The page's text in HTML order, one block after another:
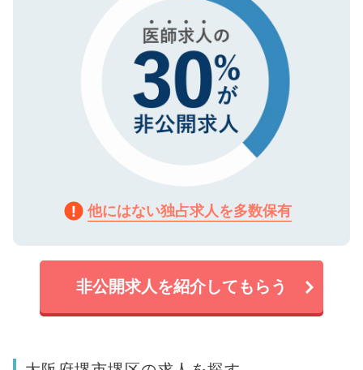
他にはない独占求人を多数保有
非公開求人を紹介してもらう